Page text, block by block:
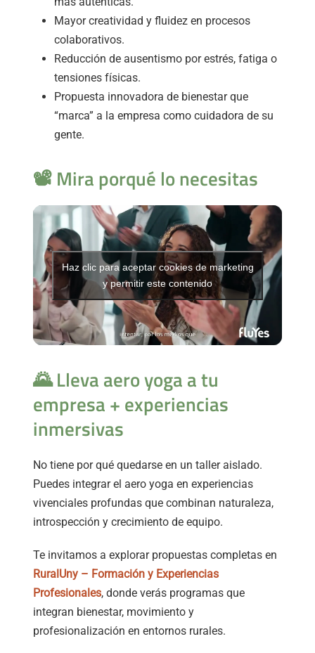
Mayor creatividad y fluidez en procesos
colaborativos.
Reducción de ausentismo por estrés, fatiga o
tensiones físicas.
Propuesta innovadora de bienestar que
“marca” a la empresa como cuidadora de su
gente.
📽️ Mira porqué lo necesitas
Haz clic para aceptar cookies de marketing
y permitir este contenido
🌄 Lleva aero yoga a tu
empresa + experiencias
inmersivas
No tiene por qué quedarse en un taller aislado.
Puedes integrar el aero yoga en experiencias
vivenciales profundas que combinan naturaleza,
introspección y crecimiento de equipo.
Te invitamos a explorar propuestas completas en
RuralUny – Formación y Experiencias
Profesionales, donde verás programas que
integran bienestar, movimiento y
profesionalización en entornos rurales.